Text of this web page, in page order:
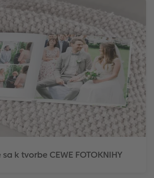
k tvorbe CEWE FOTOKNIHY